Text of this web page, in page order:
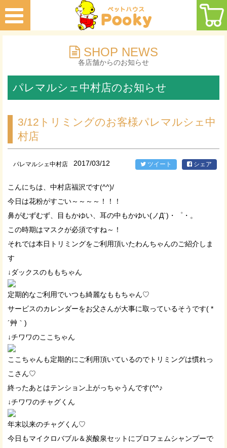
SHOP NEWS
各店舗からのお知らせ
パレマルシェ中村店のお知らせ
3/12トリミングのお客様パレマルシェ中
村店
パレマルシェ中村店 2017/03/12 ツイート シェア
こんにちは、中村店福沢です(^^)/
今日は花粉がすごい～～～～！！！
鼻がむずむず、目もかゆい、耳の中もかゆい(ノД`)・゜・。
この時期はマスクが必須ですね～！
それでは本日トリミングをご利用頂いたわんちゃんのご紹介しま
す
↓ダックスのももちゃん
定期的なご利用でいつも綺麗なももちゃん♡
サービスのカレンダーをお父さんが大事に取っているそうです( *
´艸｀)
↓チワワのここちゃん
ここちゃんも定期的にご利用頂いているのでトリミングは慣れっ
こさん♡
終ったあとはテンション上がっちゃうんです(^^♪
↓チワワのチャグくん
年末以来のチャグくん♡
今日もマイクロバブル＆炭酸泉セットにプロフェムシャンプーで